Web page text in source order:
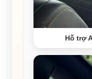
Hỗ trợ